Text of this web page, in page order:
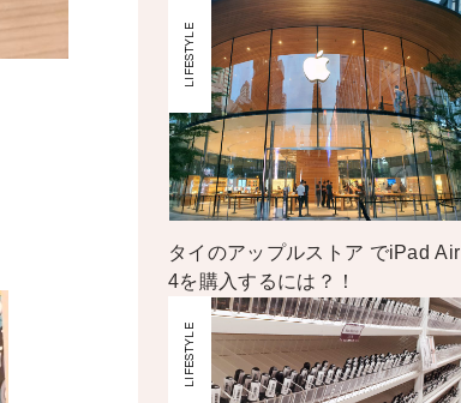
LIFESTYLE
タイのアップルストア でiPad Air
4を購入するには？！
LIFESTYLE